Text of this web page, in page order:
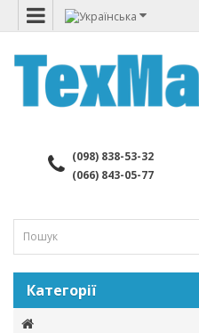
(098) 838-53-32
(066) 843-05-77
Категорії